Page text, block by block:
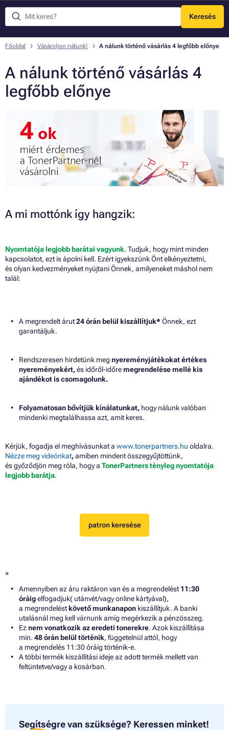
Keresés
Menü
Főoldal Vásároljon nálunk! A nálunk történő vásárlás 4 legfőbb előnye
A nálunk történő vásárlás 4
legfőbb előnye
A mi mottónk így hangzik:
Nyomtatója legjobb barátai vagyunk. Tudjuk, hogy mint minden
kapcsolatot, ezt is ápolni kell. Ezért igyekszünk Önt elkényeztetni,
és olyan kedvezményeket nyújtani Önnek, amilyeneket máshol nem
talál:
A megrendelt árut24 órán belül kiszállítjuk*Önnek, ezt
garantáljuk.
Rendszeresen hirdetünk meg nyereményjátékokat értékes
nyereményekért,és időről-időremegrendelése mellé kis
ajándékot is csomagolunk.
Folyamatosan bővítjük kínálatunkat, hogy nálunk valóban
mindenki megtalálhassa azt, amit keres.
Kérjük, fogadja el meghívásunkat a www.tonerpartners.hu oldalra.
Nézze meg videónkat,amiben mindent összegyűjtöttünk,
és győződjön meg róla, hogy a TonerPartners tényleg nyomtatója
legjobb barátja.
patron keresése
*
Amennyiben az áru raktáron van és a megrendelést 11:30
óráigelfogadjuk( utánvét/vagy online kártyával),
a megrendelést követő munkanapon kiszállítjuk. A banki
utalásnál meg kell várnunk amíg megérkezik a pénzösszeg.
Eznem vonatkozik az eredeti tonerekre. Azok kiszállítása
min. 48 órán belül történik, függetelnül attól, hogy
a megrendelés 11:30 óráig történik-e.
A többi termék kiszállítási ideje az adott termék mellett van
feltüntetve/vagy a kosárban.
Segítségre van szüksége? Keressen minket!